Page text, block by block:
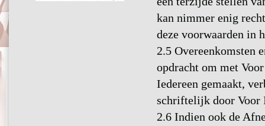
kan nimmer enig
deze voorwaarden in
2.5 Overeenkomsten
opdracht om met
Iedereen gemaakt,
schriftelijk door Voor
2.6 Indien ook de